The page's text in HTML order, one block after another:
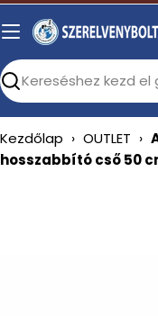
Skip
to
Search
Kezdőlap › OUTLET ›
hosszabbító cső 50